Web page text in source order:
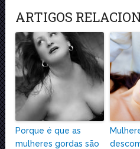
ARTIGOS
Porque é que as
mulheres gordas são